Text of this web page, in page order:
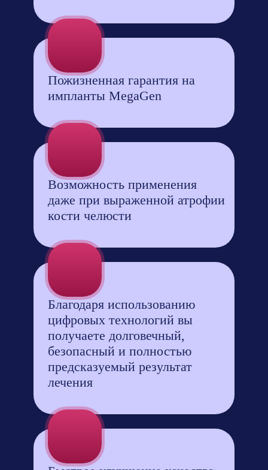
Пожизненная гарантия на
импланты MegaGen
Возможность применения
даже при выраженной атрофии
кости челюсти
Благодаря использованию
цифровых технологий вы
получаете долговечный,
безопасный и полностью
предсказуемый результат
лечения